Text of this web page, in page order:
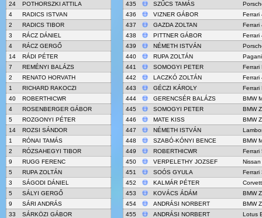
24
POTHORSZKI ATTILA
4
RADICS ISTVAN
2
RADICS TIBOR
3
RÁCZ DÁNIEL
4
RÁCZ GERGŐ
14
RÁDI PÉTER
7
REMÉNYI BALÁZS
2
RENATO HORVATH
1
RICHARD RAKOCZI
40
ROBERTHICWR
4
ROSENBERGER GÁBOR
5
ROZGONYI PÉTER
14
ROZSI SÁNDOR
1
RÓNAI TAMÁS
2
RÓZSAHEGYI TIBOR
9
RUGG FERENC
5
RUPA ZOLTÁN
3
SÁGODI DÁNIEL
5
SÁLYI GERGŐ
9
SÁRI ANDRÁS
33
SÁRKÖZI GÁBOR
435
SZŰCS TAMÁS
436
VIZNER GÁBOR
Ferrari
437
GAZDA ZOLTAN
Ferrari
438
PITTNER GÁBOR
Ferrari
439
NÉMETH ISTVÁN
440
RUPA ZOLTÁN
441
SOMOGYI PETER
Ferrari
442
LACZKÓ ZOLTÁN
Ferrari
443
GÉCZI KÁROLY
Ferrari
444
GERENCSÉR BALÁZS
BMW
445
SOMOGYI PETER
BMW
446
MATE KISS
BMW
447
NÉMETH ISTVÁN
448
SZABÓ-KÓNYI BENCE
BMW
449
ROBERTHICWR
Ferrari
450
VERPELETHY JOZSEF
Nissan
451
SOÓS GYULA
Ferrari
452
KALMÁR PÉTER
453
KOVÁCS ÁDÁM
BMW
454
ANDRÁSI NORBERT
BMW
455
ANDRÁSI NORBERT
Lotus